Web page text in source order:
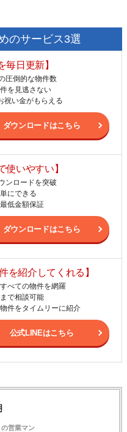
のサービス3選
毎日更新】
圧倒的な物件数
を見逃さない
祝い金がもらえる
ダウンロードはこちら
使いやすい】
ンロードを突破
にできる
低金額保証
ダウンロードはこちら
を紹介してくれる】
べての物件を網羅
で相談可能
件をタイムリーに紹介
公式LINEはこちら
営業マン